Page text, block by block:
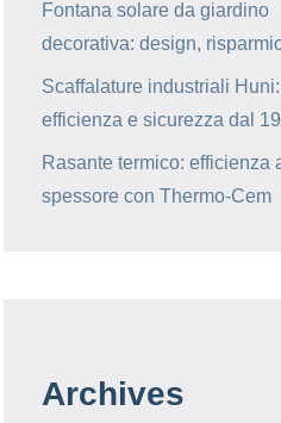
Fontana solare da giardino
decorativa: design,
Scaffalature industriali Huni:
efficienza e sicurezza dal
Rasante termico: efficienza
spessore con Thermo-Cem
Archives